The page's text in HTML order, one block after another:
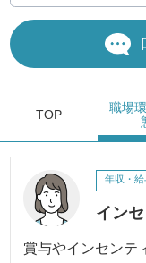
TOP
職場
イン
年収・給
賞与やインセンテ